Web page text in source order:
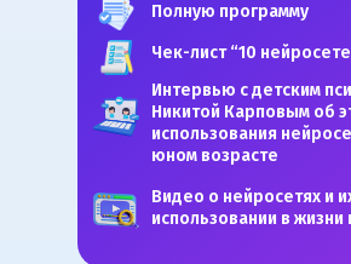
Полную программу
Чек-лист “10
Интервью с детским
Никитой Карповым об
использования
юном возрасте
Видео о нейросетях и
использовании в жизни